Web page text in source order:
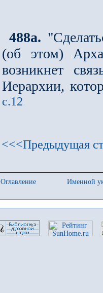
488a.
(об этом)
возникнет
Иерархии,
с.12
<<<Предыдущая
Оглавление
Именной